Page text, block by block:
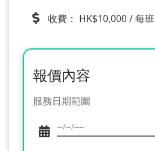
收費： HK$10,000 / 每班
報價內容
服務日期範圍